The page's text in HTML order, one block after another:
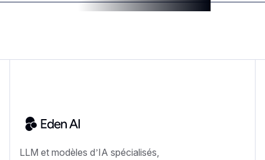
LLM et modèles d’IA spécialisés,